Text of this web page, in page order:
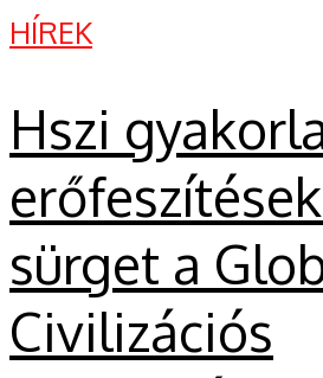
HÍREK
Hszi
sürget a
Civilizációs